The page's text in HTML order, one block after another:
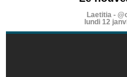
Laetitia-
lundi 12